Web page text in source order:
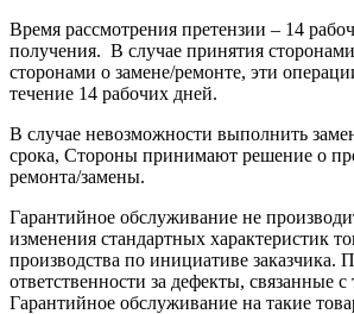
Время рассмотрения претензии – 14
получения. В случае принятия
сторонами о замене/ремонте, эти
течение 14 рабочих дней.
В случае невозможности выполнить
срока, Стороны принимают решение о
ремонта/замены.
Гарантийное обслуживание не
изменения стандартных характеристик
производства по инициативе заказчика.
ответственности за дефекты, связанные
Гарантийное обслуживание на такие